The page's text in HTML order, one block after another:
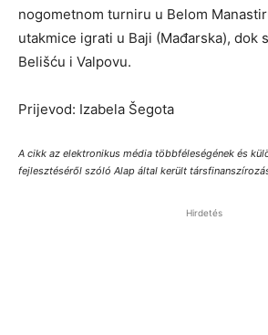
nogometnom turniru u Belom
utakmice igrati u Baji (Mađarska), dok
Belišću i Valpovu.
Prijevod: Izabela Šegota
A cikk az elektronikus média többféleségének és
fejlesztéséről szóló Alap által került
Hirdetés